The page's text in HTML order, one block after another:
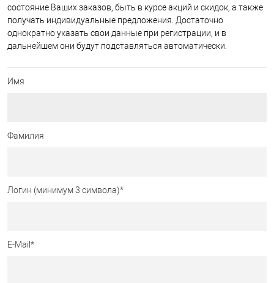
состояние Ваших заказов, быть в курсе акций и скидок, а также
получать индивидуальные предложения. Достаточно
однократно указать свои данные при регистрации, и в
дальнейшем они будут подставляться автоматически.
Имя
Фамилия
Логин (минимум 3 символа)*
E-Mail *